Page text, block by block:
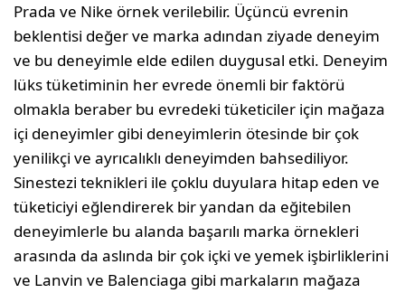
Prada ve Nike örnek verilebilir. Üçüncü evrenin
beklentisi değer ve marka adından ziyade deneyim
ve bu deneyimle elde edilen duygusal etki. Deneyim
lüks tüketiminin her evrede önemli bir faktörü
olmakla beraber bu evredeki tüketiciler için mağaza
içi deneyimler gibi deneyimlerin ötesinde bir çok
yenilikçi ve ayrıcalıklı deneyimden bahsediliyor.
Sinestezi teknikleri ile çoklu duyulara hitap eden ve
tüketiciyi eğlendirerek bir yandan da eğitebilen
deneyimlerle bu alanda başarılı marka örnekleri
arasında da aslında bir çok içki ve yemek işbirliklerini
ve Lanvin ve Balenciaga gibi markaların mağaza